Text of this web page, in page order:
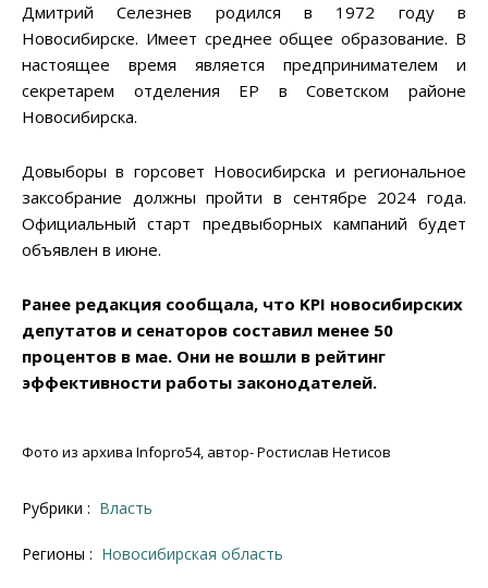
Дмитрий Селезнев родился в 1972 году в
Новосибирске. Имеет среднее общее образование. В
настоящее время является предпринимателем и
секретарем отделения ЕР в Советском районе
Новосибирска.
Довыборы в горсовет Новосибирска и региональное
заксобрание должны пройти в сентябре 2024 года.
Официальный старт предвыборных кампаний будет
объявлен в июне.
Ранее редакция сообщала, что KPI новосибирских
депутатов и сенаторов составил менее 50
процентов в мае. Они не вошли в рейтинг
эффективности работы законодателей.
Фото из архива Infopro54, автор- Ростислав Нетисов
Рубрики : Власть
Регионы : Новосибирская область